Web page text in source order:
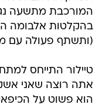
המורכבת מתשעה
בהקלטות אלבומה
(ותשתף פעולה עם
טיילור התייחס
אתה רוצה שאני
הוא פשוט על